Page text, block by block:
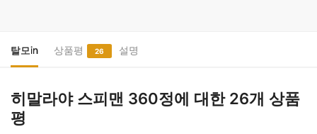
피
맨
정
수
탈모in 상품평 26 설명
히말라야 스피맨 360정에 대한 26개 상품
평